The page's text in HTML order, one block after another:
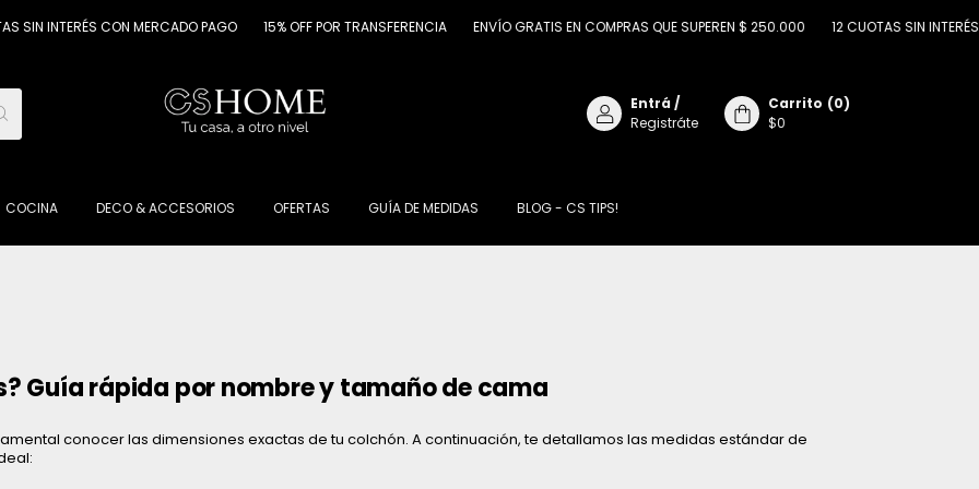
CON MERCADO PAGO 15% OFF POR TRANSFERENCIA ENVÍO GRATIS EN COMPRAS QUE SUPEREN $ 250.000 12 CUOTAS SIN INTERÉS CON
Entrá /
Registráte
Carrito (0)
$0
COCINA DECO & ACCESORIOS OFERTAS GUÍA DE MEDIDAS BLOG - CS TIPS!
Guía rápida por nombre y tamaño de cama
conocer las dimensiones exactas de tu colchón. A continuación, te detallamos las medidas estándar de